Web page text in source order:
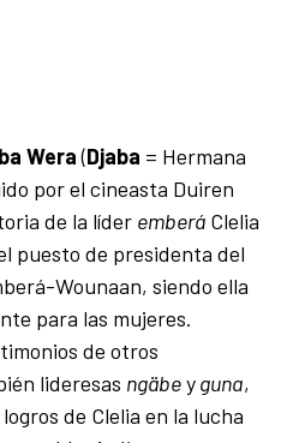
Wera(Djaba = Hermana
por el cineasta Duiren
de la líder emberá Clelia
puesto de presidenta del
Wounaan, siendo ella
para las mujeres.
de otros
lideresas ngäbeyguna,
de Clelia en la lucha